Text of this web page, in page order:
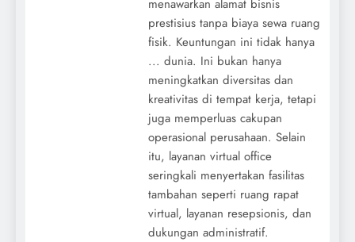
menawarkan alamat bisnis
prestisius tanpa biaya sewa ruang
fisik. Keuntungan ini tidak hanya
... dunia. Ini bukan hanya
meningkatkan diversitas dan
kreativitas di tempat kerja, tetapi
juga memperluas cakupan
operasional perusahaan. Selain
itu, layanan virtual office
seringkali menyertakan fasilitas
tambahan seperti ruang rapat
virtual, layanan resepsionis, dan
dukungan administratif.